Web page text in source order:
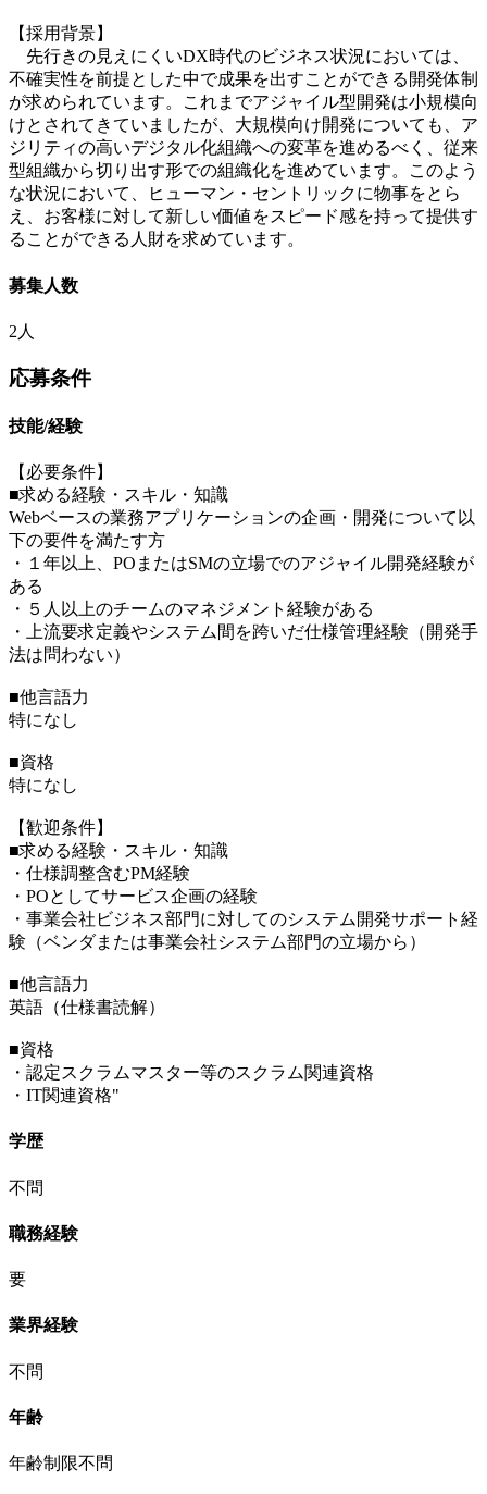
【採用背景】
先行きの見えにくいDX時代のビジネス状況においては、
不確実性を前提とした中で成果を出すことができる開発体制
が求められています。これまでアジャイル型開発は小規模向
けとされてきていましたが、大規模向け開発についても、ア
ジリティの高いデジタル化組織への変革を進めるべく、従来
型組織から切り出す形での組織化を進めています。このよう
な状況において、ヒューマン・セントリックに物事をとら
え、お客様に対して新しい価値をスピード感を持って提供す
ることができる人財を求めています。
募集人数
2人
応募条件
技能/経験
【必要条件】
■求める経験・スキル・知識
Webベースの業務アプリケーションの企画・開発について以
下の要件を満たす方
・１年以上、POまたはSMの立場でのアジャイル開発経験が
ある
・５人以上のチームのマネジメント経験がある
・上流要求定義やシステム間を跨いだ仕様管理経験（開発手
法は問わない）
■他言語力
特になし
■資格
特になし
【歓迎条件】
■求める経験・スキル・知識
・仕様調整含むPM経験
・POとしてサービス企画の経験
・事業会社ビジネス部門に対してのシステム開発サポート経
験（ベンダまたは事業会社システム部門の立場から）
■他言語力
英語（仕様書読解）
■資格
・認定スクラムマスター等のスクラム関連資格
・IT関連資格"
学歴
不問
職務経験
要
業界経験
不問
年齢
年齢制限不問